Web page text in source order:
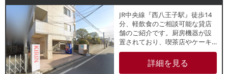
JR中央線『西八王子駅』徒歩14
分、軽飲食のご相談可能な貸店
舗のご紹介です。厨房機器が設
置されており、喫茶店やケーキ
屋、パン屋などにおすすめ！周
辺は住宅街が広がる落ち着いた
エリアで、地域密着型店舗をお
詳細を見る